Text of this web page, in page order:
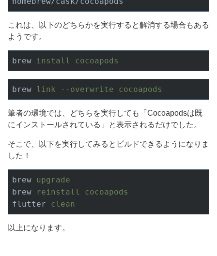
これは、以下のどちらかを実行すると解消する場合もある
ようです。
brew install cocoapods
brew link --overwrite cocoapods
筆者の環境では、どちらを実行しても「Cocoapodsは既
にインストールされている」と表示されるだけでした。
そこで、以下を実行してみるとビルドできるようになりま
した！
brew upgrade
brew
reinstall cocoapods
flutter
clean
以上になります。